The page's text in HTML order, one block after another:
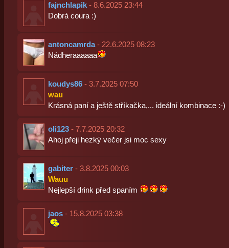
fajnchlapik- 8.6.2025 23:44
Dobrá coura :)
antoncamrda- 22.6.2025 08:23
Nádheraaaaaa
koudys86- 3.7.2025 07:50
wau
Krásná paní a ještě stříkačka,... ideální kombinace :-)
oli123- 7.7.2025 20:32
Ahoj přeji hezký večer jsi moc sexy
gabiter- 3.8.2025 00:03
Wauu
Nejlepší drink před spaním
jaos- 15.8.2025 03:38